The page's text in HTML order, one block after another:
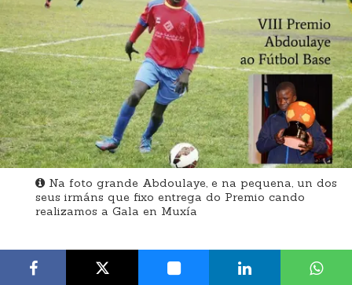
Na foto grande Abdoulaye, e na pequena, un dos
seus irmáns que fixo entrega do Premio cando
realizamos a Gala en Muxía